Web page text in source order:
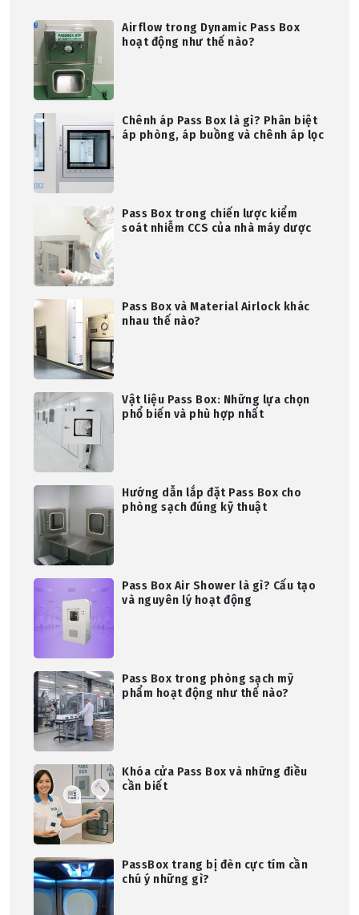
Airflow trong Dynamic Pass Box
hoạt động như thế nào?
Chênh áp Pass Box là gì? Phân biệt
áp phòng, áp buồng và chênh áp lọc
Pass Box trong chiến lược kiểm
soát nhiễm CCS của nhà máy dược
Pass Box và Material Airlock khác
nhau thế nào?
Vật liệu Pass Box: Những lựa chọn
phổ biến và phù hợp nhất
Hướng dẫn lắp đặt Pass Box cho
phòng sạch đúng kỹ thuật
Pass Box Air Shower là gì? Cấu tạo
và nguyên lý hoạt động
Pass Box trong phòng sạch mỹ
phẩm hoạt động như thế nào?
Khóa cửa Pass Box và những điều
cần biết
PassBox trang bị đèn cực tím cần
chú ý những gì?